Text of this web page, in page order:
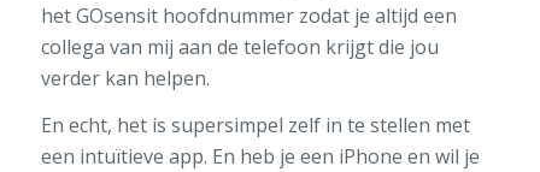
het GOsensit hoofdnummer zodat je altijd een
collega van mij aan de telefoon krijgt die jou
verder kan helpen.
En echt, het is supersimpel zelf in te stellen met
een intuïtieve app. En heb je een iPhone en wil je